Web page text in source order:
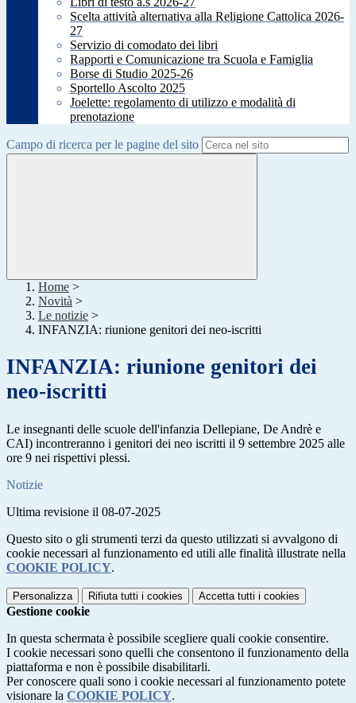
Scelta attività alternativa alla Religione Cattolica 2026-
27
Servizio di comodato dei libri
Rapporti e Comunicazione tra Scuola e Famiglia
Borse di Studio 2025-26
Sportello Ascolto 2025
Joelette: regolamento di utilizzo e modalità di
prenotazione
Campo di ricerca per le pagine del sito
Home >
Novità >
Le notizie >
INFANZIA: riunione genitori dei neo-iscritti
INFANZIA: riunione genitori dei
neo-iscritti
Le insegnanti delle scuole dell'infanzia Dellepiane, De Andrè e
CAI) incontreranno i genitori dei neo iscritti il 9 settembre 2025 alle
ore 9 nei rispettivi plessi.
Notizie
Ultima revisione il 08-07-2025
Questo sito o gli strumenti terzi da questo utilizzati si avvalgono di
cookie necessari al funzionamento ed utili alle finalità illustrate nella
COOKIE POLICY.
Personalizza Rifiuta tutti i cookies Accetta tutti i cookies
Gestione cookie
In questa schermata è possibile scegliere quali cookie consentire.
I cookie necessari sono quelli che consentono il funzionamento della
piattaforma e non è possibile disabilitarli.
Per conoscere quali sono i cookie necessari al funzionamento potete
visionare la COOKIE POLICY.